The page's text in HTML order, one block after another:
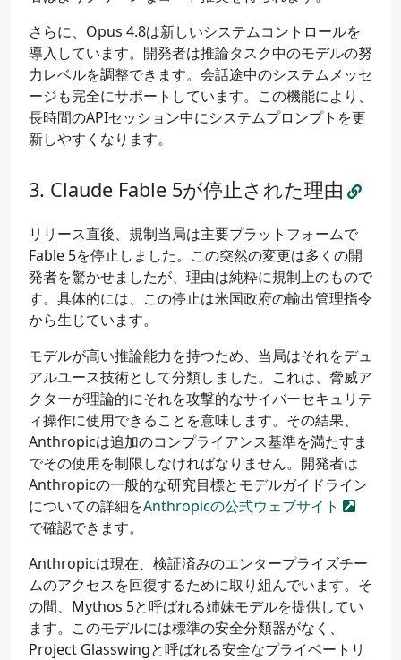
さらに、Opus 4.8は新しいシステムコントロールを
導入しています。開発者は推論タスク中のモデルの努
力レベルを調整できます。会話途中のシステムメッセ
ージも完全にサポートしています。この機能により、
長時間のAPIセッション中にシステムプロンプトを更
新しやすくなります。
Claude Fable 5が停止された理由
リリース直後、規制当局は主要プラットフォームで
Fable 5を停止しました。この突然の変更は多くの開
発者を驚かせましたが、理由は純粋に規制上のもので
す。具体的には、この停止は米国政府の輸出管理指令
から生じています。
モデルが高い推論能力を持つため、当局はそれをデュ
アルユース技術として分類しました。これは、脅威ア
クターが理論的にそれを攻撃的なサイバーセキュリテ
ィ操作に使用できることを意味します。その結果、
Anthropicは追加のコンプライアンス基準を満たすま
でその使用を制限しなければなりません。開発者は
Anthropicの一般的な研究目標とモデルガイドライン
についての詳細をAnthropicの公式ウェブサイト
で確認できます。
Anthropicは現在、検証済みのエンタープライズチー
ムのアクセスを回復するために取り組んでいます。そ
の間、Mythos 5と呼ばれる姉妹モデルを提供してい
ます。このモデルには標準の安全分類器がなく、
Project Glasswingと呼ばれる安全なプライベートリ